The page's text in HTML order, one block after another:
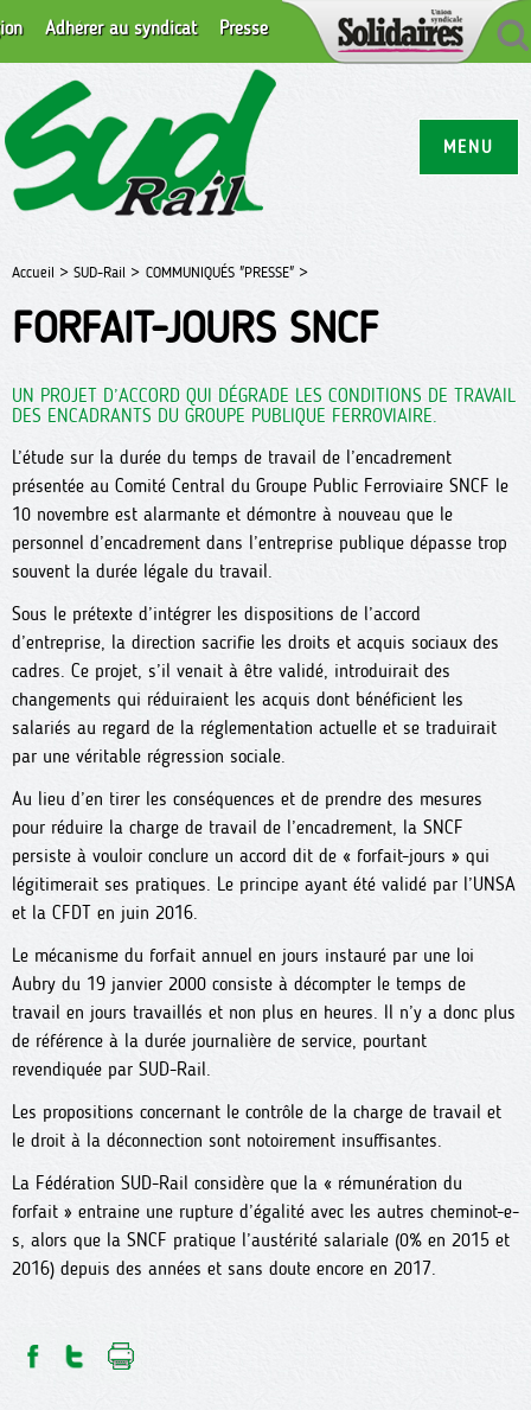
MENU
Adhérer au syndicat Presse
Accueil > SUD-Rail > COMMUNIQUÉS "PRESSE" >
FORFAIT-JOURS SNCF
UN PROJET D’ACCORD QUI DÉGRADE LES CONDITIONS DE TRAVAIL
DES ENCADRANTS DU GROUPE PUBLIQUE FERROVIAIRE.
L’étude sur la durée du temps de travail de l’encadrement
présentée au Comité Central du Groupe Public Ferroviaire SNCF le
10 novembre est alarmante et démontre à nouveau que le
personnel d’encadrement dans l’entreprise publique dépasse trop
souvent la durée légale du travail.
Sous le prétexte d’intégrer les dispositions de l’accord
d’entreprise, la direction sacrifie les droits et acquis sociaux des
cadres. Ce projet, s’il venait à être validé, introduirait des
changements qui réduiraient les acquis dont bénéficient les
salariés au regard de la réglementation actuelle et se traduirait
par une véritable régression sociale.
Au lieu d’en tirer les conséquences et de prendre des mesures
pour réduire la charge de travail de l’encadrement, la SNCF
persiste à vouloir conclure un accord dit de « forfait-jours » qui
légitimerait ses pratiques. Le principe ayant été validé par l’UNSA
et la CFDT en juin 2016.
Le mécanisme du forfait annuel en jours instauré par une loi
Aubry du 19 janvier 2000 consiste à décompter le temps de
travail en jours travaillés et non plus en heures. Il n’y a donc plus
de référence à la durée journalière de service, pourtant
revendiquée par SUD-Rail.
Les propositions concernant le contrôle de la charge de travail et
le droit à la déconnection sont notoirement insuffisantes.
La Fédération SUD-Rail considère que la « rémunération du
forfait » entraine une rupture d’égalité avec les autres cheminot-e-
s, alors que la SNCF pratique l’austérité salariale (0% en 2015 et
2016) depuis des années et sans doute encore en 2017.